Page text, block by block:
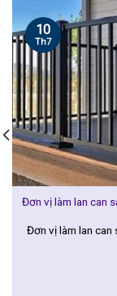
Đơn vị làm lan can
Đơn vị làm lan can
10
Th7